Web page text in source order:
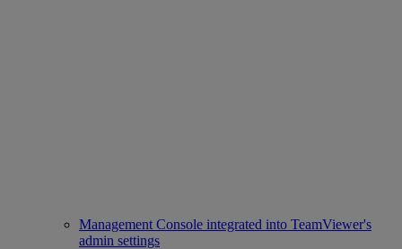
Management Console integrated into TeamViewer's
admin settings